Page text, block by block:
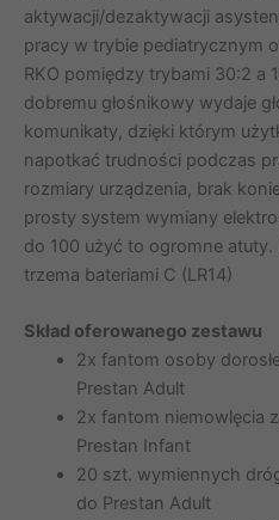
aktywacji/dezaktywacji
pracy w trybie pediatrycznym
RKO pomiędzy trybami 30:2 a
dobremu głośnikowy wydaje
komunikaty, dzięki którym
napotkać trudności podczas
rozmiary urządzenia, brak
prosty system wymiany
do 100 użyć to ogromne atuty.
trzema bateriami C (LR14)
Skład oferowanego zestawu
2x fantom osoby
Prestan Adult
2x fantom niemowlęcia
Prestan Infant
20 szt. wymiennych
do Prestan Adult